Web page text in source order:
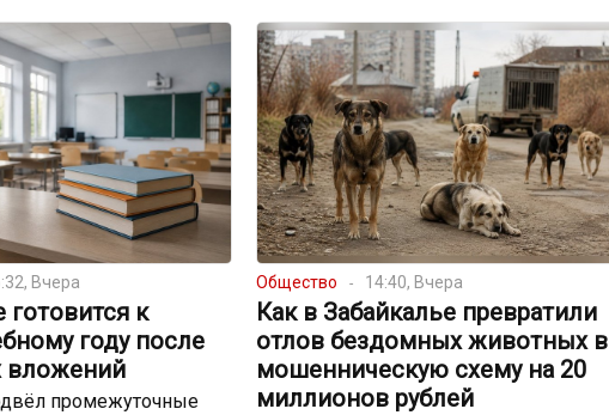
Вчера
готовится к
году после
вложений
промежуточные
Общество 14:40, Вчера
Как в Забайкалье превратили
отлов бездомных животных в
мошенническую схему на 20
миллионов рублей